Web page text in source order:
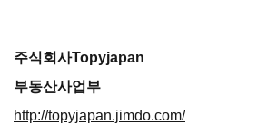
주식회사Topyjapan
부동산사업부
http://topyjapan.jimdo.com/